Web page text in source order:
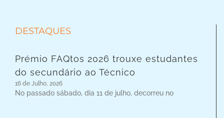
DESTAQUES
Prémio FAQtos 2026 trouxe estudantes
do secundário ao Técnico
16 de Julho, 2026
No passado sábado, dia 11 de julho, decorreu no